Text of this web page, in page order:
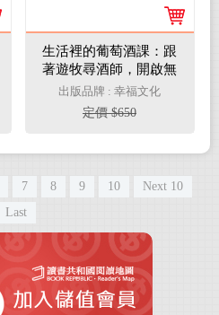
生活裡的葡萄酒課：跟
著遊牧尋酒師，開啟無
框架品飲餐搭之樂
出版品牌 : 幸福文化
定價 $650
7 8 9 10
Next 10
Last